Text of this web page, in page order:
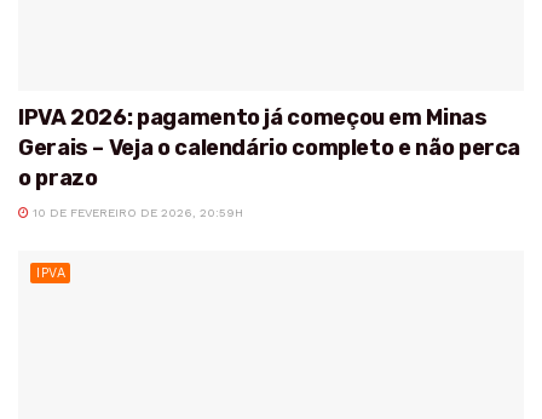
IPVA 2026: pagamento já começou em Minas
Gerais – Veja o calendário completo e não perca
o prazo
10 DE FEVEREIRO DE 2026, 20:59H
IPVA